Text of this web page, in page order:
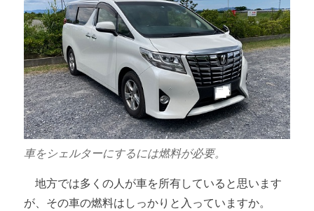
車をシェルターにするには燃料が必要。
地方では多くの人が車を所有していると思います
が、その車の燃料はしっかりと入っていますか。